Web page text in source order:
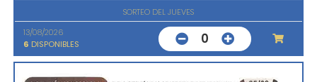
SORTEO DEL JUEVES
13/08/2026
6 DISPONIBLES 0